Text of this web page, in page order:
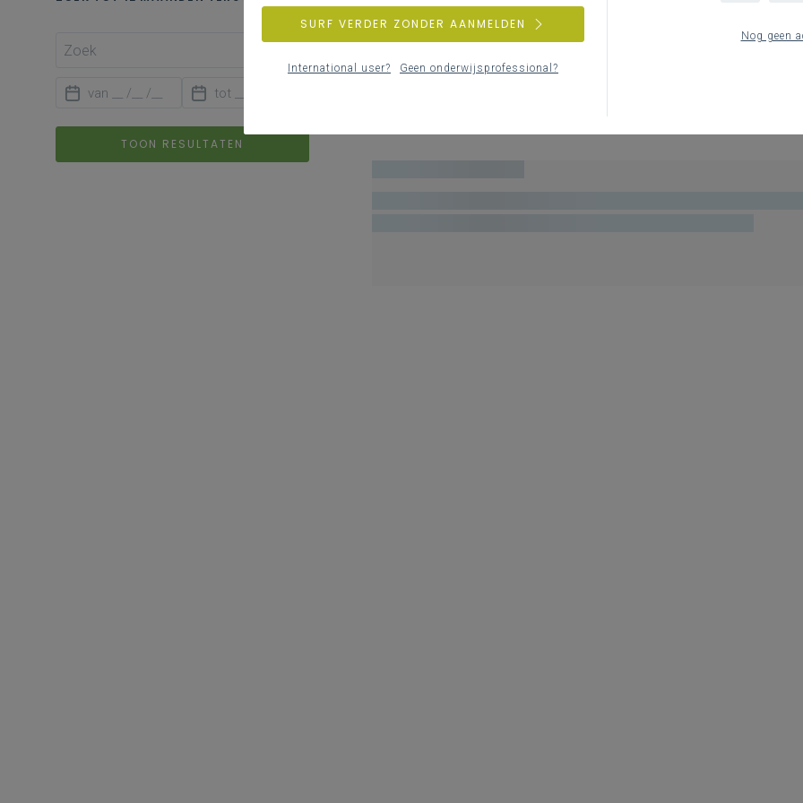
TOON RESULTATEN
Nog geen
SURF VERDER ZONDER AANMELDEN
International user? Geen onderwijsprofessional?